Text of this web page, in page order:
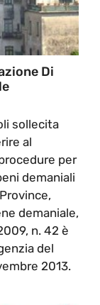
Di
sollecita
al
per
demaniali
demaniale,
n. 42 è
del
2013.